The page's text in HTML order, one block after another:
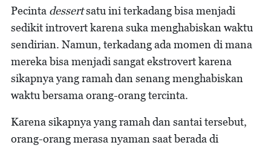
Pecinta dessertsatu ini terkadang bisa menjadi
sedikit introvert karena suka menghabiskan waktu
sendirian. Namun, terkadang ada momen di mana
mereka bisa menjadi sangat ekstrovert karena
sikapnya yang ramah dan senang menghabiskan
waktu bersama orang-orang tercinta.
Karena sikapnya yang ramah dan santai tersebut,
orang-orang merasa nyaman saat berada di